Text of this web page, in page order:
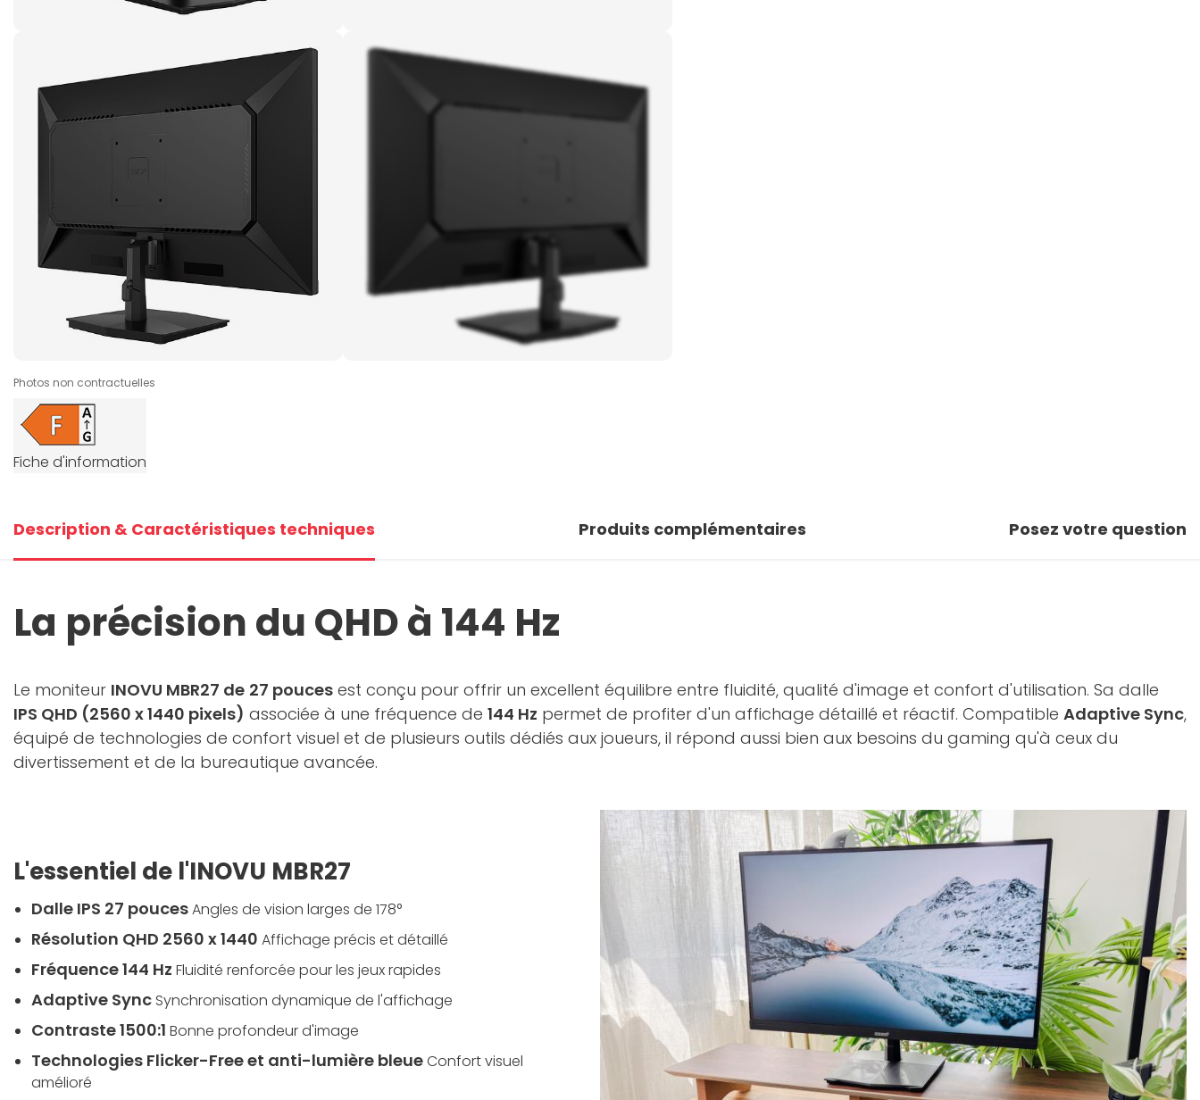
Photos non contractuelles
Fiche d'information
Description & Caractéristiques techniques Produits complémentaires Posez votre question
La précision du QHD à 144 Hz
Le moniteur INOVU MBR27 de 27 pouces est conçu pour offrir un excellent équilibre entre fluidité, qualité d'image et confort d'utilisation. Sa dalle
IPS QHD (2560 x 1440 pixels) associée à une fréquence de 144 Hz permet de profiter d'un affichage détaillé et réactif. Compatible Adaptive Sync,
équipé de technologies de confort visuel et de plusieurs outils dédiés aux joueurs, il répond aussi bien aux besoins du gaming qu'à ceux du
divertissement et de la bureautique avancée.
L'essentiel de l'INOVU MBR27
Dalle IPS 27 poucesAngles de vision larges de 178°
Résolution QHD 2560 x 1440 Affichage précis et détaillé
Fréquence 144 Hz Fluidité renforcée pour les jeux rapides
Adaptive Sync Synchronisation dynamique de l'affichage
Contraste 1500:1 Bonne profondeur d'image
Technologies Flicker-Free et anti-lumière bleueConfort visuel
amélioré